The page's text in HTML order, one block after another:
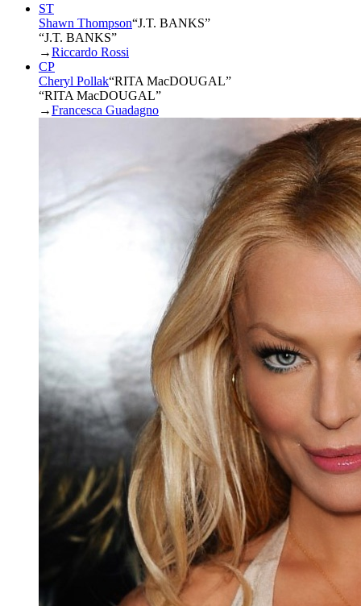
ST
Shawn Thompson“J.T. BANKS”
“J.T. BANKS”
→Riccardo Rossi
CP
Cheryl Pollak“RITA MacDOUGAL”
“RITA MacDOUGAL”
→Francesca Guadagno